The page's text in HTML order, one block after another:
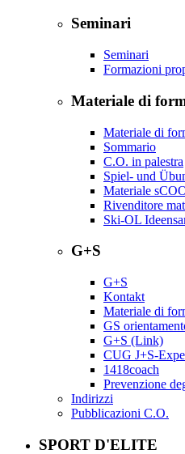
Seminari
Seminari
Formazioni
Materiale di
Materiale di
Sommario
C.O. in palestra
Spiel- und
Materiale
Rivenditore
Ski-OL
G+S
G+S
Kontakt
Materiale di
GS
G+S (Link)
CUG J+S-
1418coach
Prevenzione
Indirizzi
Pubblicazioni C.O.
SPORT D'ELITE